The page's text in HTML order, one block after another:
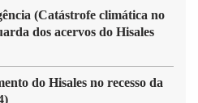
(Catástrofe climática no
dos acervos do Hisales
do Hisales no recesso da